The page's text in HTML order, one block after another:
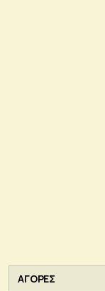
ΑΓΟΡΕΣ